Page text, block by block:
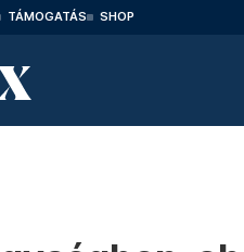
TÁMOGATÁS SHOP